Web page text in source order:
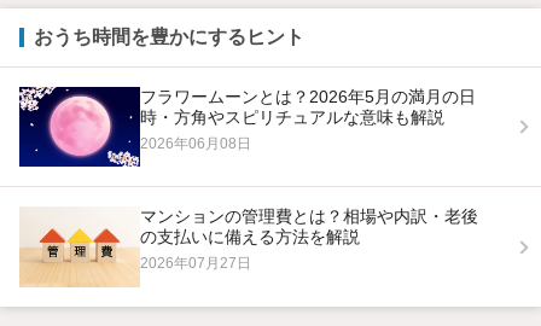
おうち時間を豊かにするヒント
フラワームーンとは？2026年5月の満月の日
時・方角やスピリチュアルな意味も解説
2026年06月08日
マンションの管理費とは？相場や内訳・老後
の支払いに備える方法を解説
2026年07月27日